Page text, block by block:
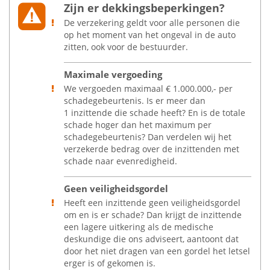
Zijn er dekkingsbeperkingen?
De verzekering geldt voor alle personen die
op het moment van het ongeval in de auto
zitten, ook voor de bestuurder.
Maximale vergoeding
We vergoeden maximaal € 1.000.000,- per
schadegebeurtenis. Is er meer dan
1 inzittende die schade heeft? En is de totale
schade hoger dan het maximum per
schadegebeurtenis? Dan verdelen wij het
verzekerde bedrag over de inzittenden met
schade naar evenredigheid.
Geen veiligheidsgordel
Heeft een inzittende geen veiligheidsgordel
om en is er schade? Dan krijgt de inzittende
een lagere uitkering als de medische
deskundige die ons adviseert, aantoont dat
door het niet dragen van een gordel het letsel
erger is of gekomen is.